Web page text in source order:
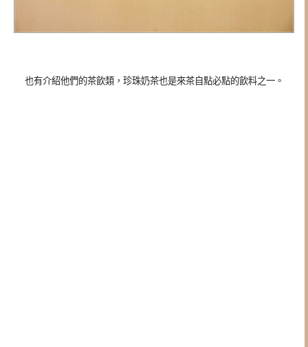
也有介紹他們的茶飲類，珍珠奶茶也是來茶自點必點的飲料之一。